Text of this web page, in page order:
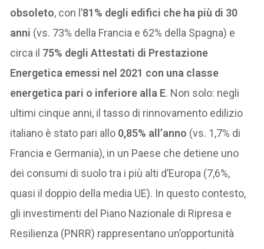
obsoleto, con l’81% degli edifici che ha più di 30
anni (vs. 73% della Francia e 62% della Spagna) e
circa il 75% degli Attestati di Prestazione
Energetica emessi nel 2021 con una classe
energetica pari o inferiore alla E. Non solo: negli
ultimi cinque anni, il tasso di rinnovamento edilizio
italiano è stato pari allo 0,85% all’anno (vs. 1,7% di
Francia e Germania), in un Paese che detiene uno
dei consumi di suolo tra i più alti d’Europa (7,6%,
quasi il doppio della media UE). In questo contesto,
gli investimenti del Piano Nazionale di Ripresa e
Resilienza (PNRR) rappresentano un’opportunità